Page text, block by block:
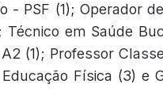
- PSF (1); Operador
Técnico em Saúde
(1); Professor
Física (3) e